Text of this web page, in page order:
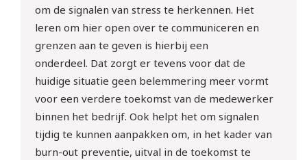
om de signalen van stress te herkennen. Het
leren om hier open over te communiceren en
grenzen aan te geven is hierbij een
onderdeel. Dat zorgt er tevens voor dat de
huidige situatie geen belemmering meer vormt
voor een verdere toekomst van de medewerker
binnen het bedrijf. Ook helpt het om signalen
tijdig te kunnen aanpakken om, in het kader van
burn-out preventie, uitval in de toekomst te